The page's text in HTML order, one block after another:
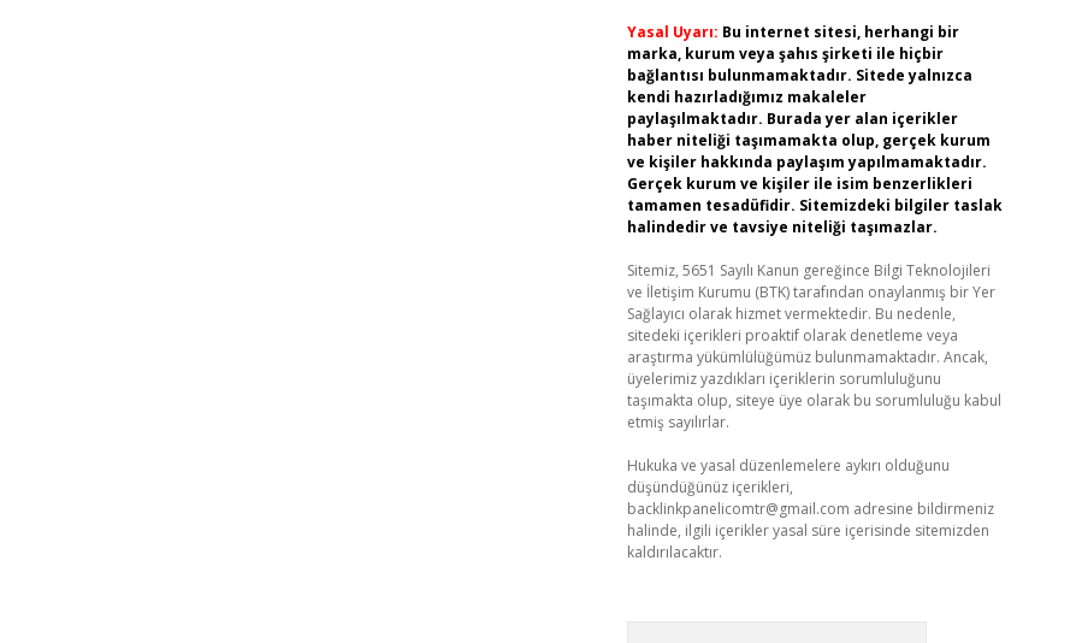
Yasal Uyarı: Bu internet sitesi, herhangi bir
marka, kurum veya şahıs şirketi ile hiçbir
bağlantısı bulunmamaktadır. Sitede yalnızca
kendi hazırladığımız makaleler
paylaşılmaktadır. Burada yer alan içerikler
haber niteliği taşımamakta olup, gerçek kurum
ve kişiler hakkında paylaşım yapılmamaktadır.
Gerçek kurum ve kişiler ile isim benzerlikleri
tamamen tesadüfidir. Sitemizdeki bilgiler taslak
halindedir ve tavsiye niteliği taşımazlar.
Sitemiz, 5651 Sayılı Kanun gereğince Bilgi Teknolojileri
ve İletişim Kurumu (BTK) tarafından onaylanmış bir Yer
Sağlayıcı olarak hizmet vermektedir. Bu nedenle,
sitedeki içerikleri proaktif olarak denetleme veya
araştırma yükümlülüğümüz bulunmamaktadır. Ancak,
üyelerimiz yazdıkları içeriklerin sorumluluğunu
taşımakta olup, siteye üye olarak bu sorumluluğu kabul
etmiş sayılırlar.
Hukuka ve yasal düzenlemelere aykırı olduğunu
düşündüğünüz içerikleri,
backlinkpanelicomtr@gmail.com adresine bildirmeniz
halinde, ilgili içerikler yasal süre içerisinde sitemizden
kaldırılacaktır.